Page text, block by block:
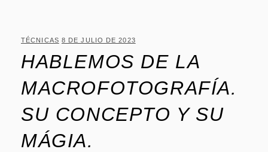
TÉCNICAS 8 DE JULIO DE 2023
HABLEMOS DE LA
MACROFOTOGRAFÍA.
SU CONCEPTO Y SU
MÁGIA.